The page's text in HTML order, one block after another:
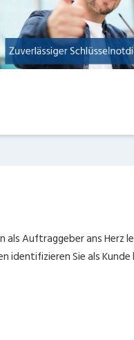
Auftraggeber ans Herz
identifizieren Sie als Kunde